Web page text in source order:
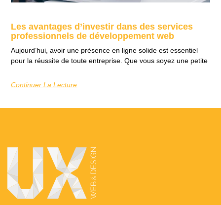
Les avantages d’investir dans des services
professionnels de développement web
Aujourd’hui, avoir une présence en ligne solide est essentiel
pour la réussite de toute entreprise. Que vous soyez une petite
Continuer La Lecture